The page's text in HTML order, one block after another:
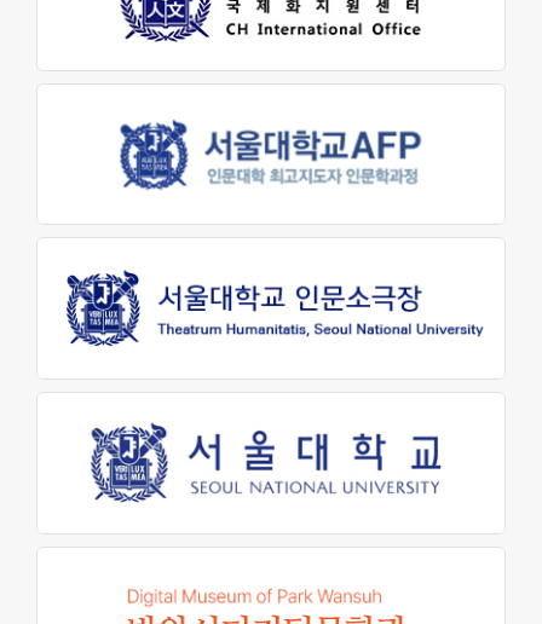
동아리활동
원어연극제
인문대 소식
공지사항
행사 및 소식
인문대학 소식지
학술
학술자료실